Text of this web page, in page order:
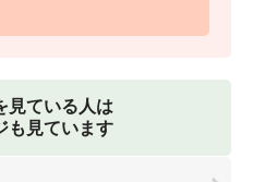
見ている人は
も見ています